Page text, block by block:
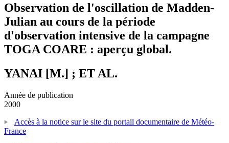
Observation de l'oscillation de Madden-
Julian au cours de la période
d'observation intensive de la campagne
TOGA COARE : aperçu global.
YANAI [M.] ; ET AL.
Année de publication
2000
Accès à la notice sur le site du portail documentaire de Météo-
France